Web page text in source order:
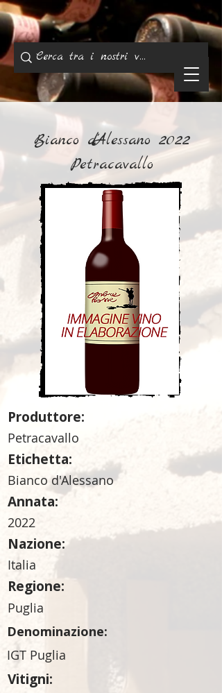
Bianco d'Alessano 2022
Petracavallo
Produttore:
Petracavallo
Etichetta:
Bianco d'Alessano
Annata:
2022
Nazione:
Italia
Regione:
Puglia
Denominazione:
IGT Puglia
Vitigni: